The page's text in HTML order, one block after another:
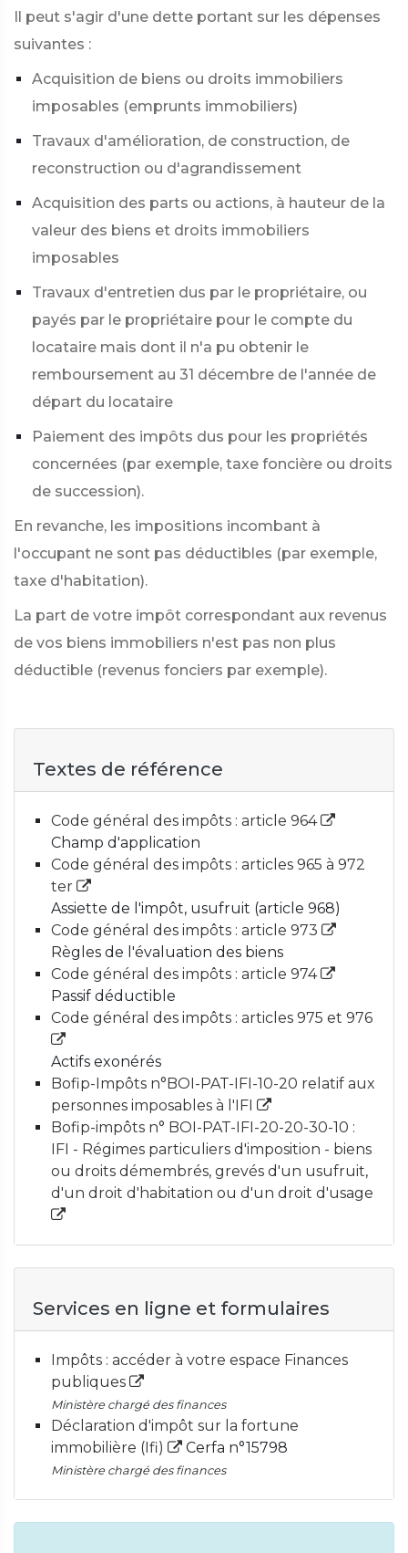
Il peut s'agir d'une dette portant sur les dépenses
suivantes :
Acquisition de biens ou droits immobiliers
imposables (emprunts immobiliers)
Travaux d'amélioration, de construction, de
reconstruction ou d'agrandissement
Acquisition des parts ou actions, à hauteur de la
valeur des biens et droits immobiliers
imposables
Travaux d'entretien dus par le propriétaire, ou
payés par le propriétaire pour le compte du
locataire mais dont il n'a pu obtenir le
remboursement au 31 décembre de l'année de
départ du locataire
Paiement des impôts dus pour les propriétés
concernées (par exemple, taxe foncière ou droits
de succession).
En revanche, les impositions incombant à
l'occupant ne sont pas déductibles (par exemple,
taxe d'habitation).
La part de votre impôt correspondant aux revenus
de vos biens immobiliers n'est pas non plus
déductible (revenus fonciers par exemple).
Textes de référence
Code général des impôts : article 964
Champ d'application
Code général des impôts : articles 965 à 972
ter
Assiette de l'impôt, usufruit (article 968)
Code général des impôts : article 973
Règles de l'évaluation des biens
Code général des impôts : article 974
Passif déductible
Code général des impôts : articles 975 et 976
Actifs exonérés
Bofip-Impôts n°BOI-PAT-IFI-10-20 relatif aux
personnes imposables à l'IFI
Bofip-impôts n° BOI-PAT-IFI-20-20-30-10 :
IFI - Régimes particuliers d'imposition - biens
ou droits démembrés, grevés d'un usufruit,
d'un droit d'habitation ou d'un droit d'usage
Services en ligne et formulaires
Impôts : accéder à votre espace Finances
publiques
Ministère chargé des finances
Déclaration d'impôt sur la fortune
immobilière (Ifi)
Cerfa n°15798
Ministère chargé des finances